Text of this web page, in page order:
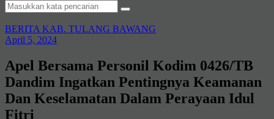
BERITA KAB. TULANG BAWANG
April 5, 2024
Apel Bersama Personil Kodim 0426/TB
Dandim Ingatkan Pentingnya Keamanan
Dan Keselamatan Dalam Perayaan Idul
Fitri